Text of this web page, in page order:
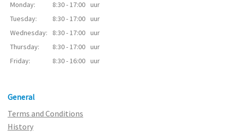
Monday: 8:30 - 17:00 uur
Tuesday:
8:30 - 17:00 uur
Wednesday:
8:30 - 17:00 uur
Thursday:
8:30 - 17:00 uur
Friday:
8:30 - 16:00 uur
General
Terms and Conditions
History